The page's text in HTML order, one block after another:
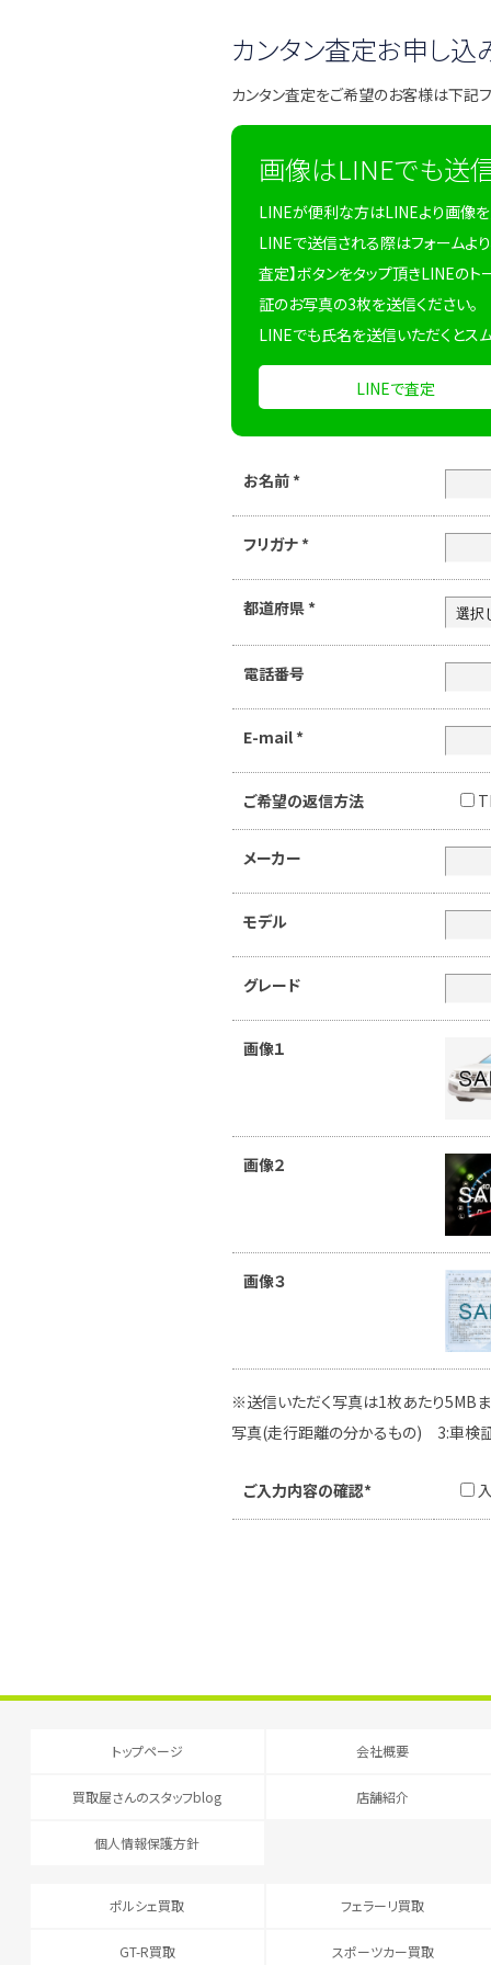
カンタン査定お申し込
カンタン査定をご希望のお客様は下記
画像はLINEでも送
LINEが便利な方はLINEより画像を
LINEで送信される際はフォームより
査定】ボタンをタップ頂きLINEの
証のお写真の3枚を送信ください。
LINEでも氏名を送信いただくとス
LINEで査定
お名前 *
フリガナ *
都道府県 *
電話番号
E-mail *
ご希望の返信方法
メーカー
モデル
グレード
画像１
画像２
画像３
※送信いただく写真は1枚あたり5MBま
写真(走行距離の分かるもの) 3:車検
ご入力内容の確認*
トップページ 会社概要
買取屋さんのスタッフblog 店舗紹介
個人情報保護方針
ポルシェ買取 フェラーリ買取
GT-R買取 スポーツカー買取